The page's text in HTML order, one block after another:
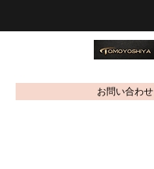
お問い合わせ